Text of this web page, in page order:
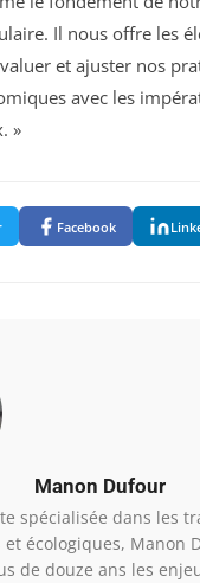
Il nous offre les
et ajuster nos
avec les
»
Facebook
Manon Dufour
spécialisée dans les
écologiques, Manon
de douze ans les